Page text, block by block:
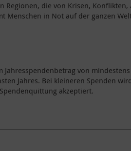
die von Krisen,
in Not auf der ganzen
von
Jahres. Bei kleineren Spenden
akzeptiert.